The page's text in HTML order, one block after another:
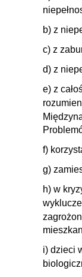
b) z
c) z
d) z
e) z
f)
g)
h) w
i) dzieci